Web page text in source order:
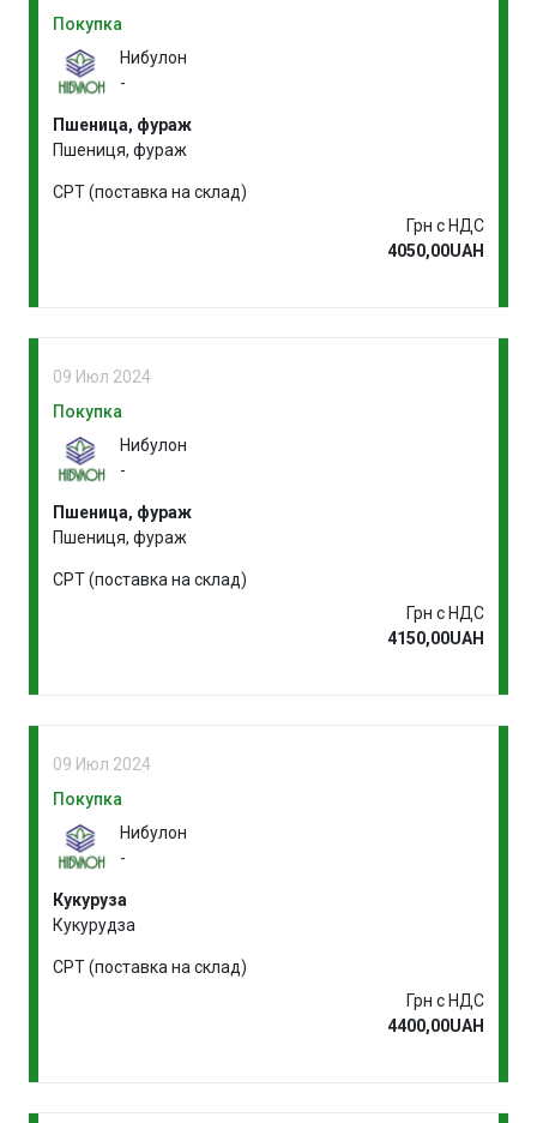
Покупка
Нибулон
-
Пшеница, фураж
Пшениця, фураж
CPT (поставка на склад)
Грн с НДС
4050,00UAH
09 Июл 2024
Покупка
Нибулон
-
Пшеница, фураж
Пшениця, фураж
CPT (поставка на склад)
Грн с НДС
4150,00UAH
09 Июл 2024
Покупка
Нибулон
-
Кукуруза
Кукурудза
CPT (поставка на склад)
Грн с НДС
4400,00UAH